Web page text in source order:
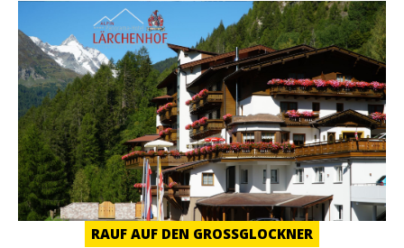
RAUF AUF DEN GROSSGLOCKNER